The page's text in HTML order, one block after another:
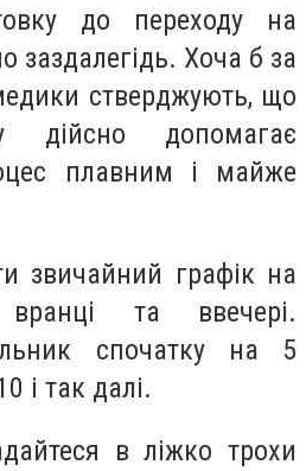
до переходу на
заздалегідь. Хоча б за
стверджують, що
дійсно допомагає
плавним і майже
звичайний графік на
та ввечері.
спочатку на 5
і так далі.
в ліжко трохи